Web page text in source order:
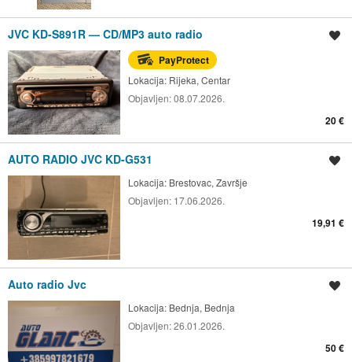
JVC KD-S891R — CD/MP3 auto radio
PayProtect
Lokacija: Rijeka, Centar
Objavljen:08.07.2026.
20 €
AUTO RADIO JVC KD-G531
Lokacija: Brestovac, Završje
Objavljen: 17.06.2026.
19,91 €
Auto radio Jvc
Lokacija: Bednja, Bednja
Objavljen:26.01.2026.
50 €